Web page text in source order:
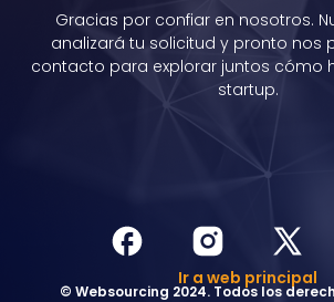
Gracias por confiar en nosotros.
analizará tu solicitud y pronto nos
contacto para explorar juntos cómo
startup.
Ir a web principal
© Websourcing 2024. Todos los